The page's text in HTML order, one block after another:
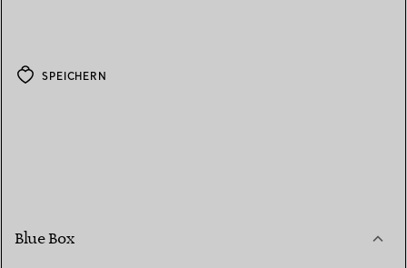
SPEICHERN
Blue Box